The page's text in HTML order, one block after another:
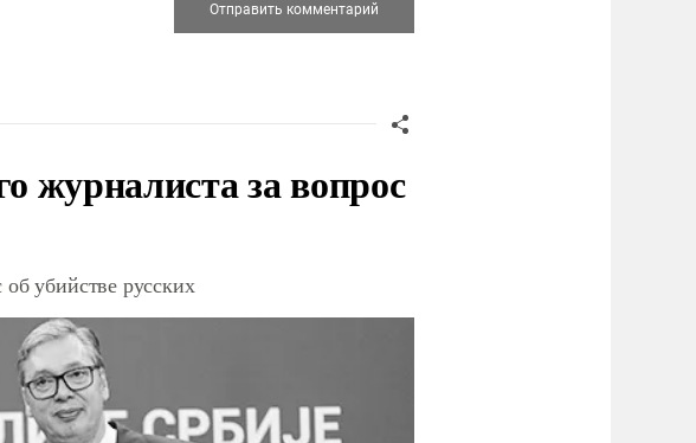
журналиста за вопрос
убийстве русских